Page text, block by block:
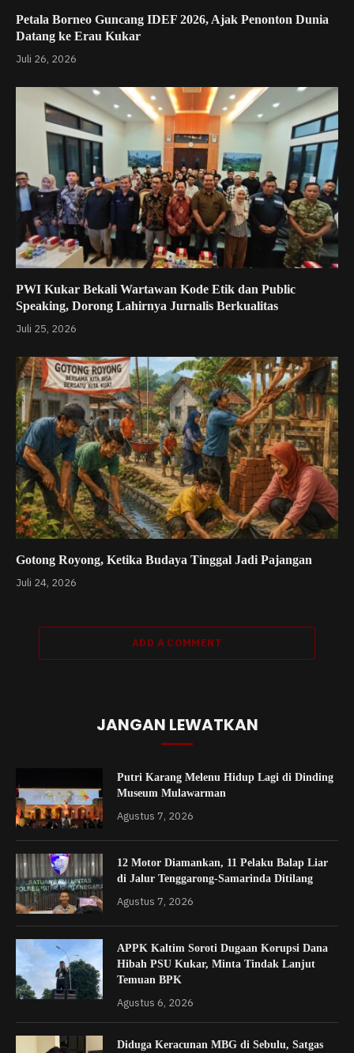
Petala Borneo Guncang IDEF 2026, Ajak Penonton Dunia
Datang ke Erau Kukar
Juli 26, 2026
PWI Kukar Bekali Wartawan Kode Etik dan Public
Speaking, Dorong Lahirnya Jurnalis Berkualitas
Juli 25, 2026
Gotong Royong, Ketika Budaya Tinggal Jadi Pajangan
Juli 24, 2026
ADD A COMMENT
JANGAN LEWATKAN
Putri Karang Melenu Hidup Lagi di Dinding
Museum Mulawarman
Agustus 7, 2026
12 Motor Diamankan, 11 Pelaku Balap Liar
di Jalur Tenggarong-Samarinda Ditilang
Agustus 7, 2026
APPK Kaltim Soroti Dugaan Korupsi Dana
Hibah PSU Kukar, Minta Tindak Lanjut
Temuan BPK
Agustus 6, 2026
Diduga Keracunan MBG di Sebulu, Satgas